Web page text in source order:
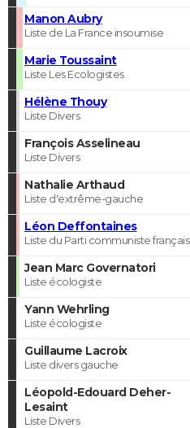
Manon Aubry
Liste de La France insoumise
Marie Toussaint
Liste Les Ecologistes
Hélène Thouy
Liste Divers
François Asselineau
Liste Divers
Nathalie Arthaud
Liste d'extrême-gauche
Léon Deffontaines
Liste du Parti communiste français
Jean Marc Governatori
Liste écologiste
Yann Wehrling
Liste écologiste
Guillaume Lacroix
Liste divers gauche
Léopold-Edouard Deher-
Lesaint
Liste Divers